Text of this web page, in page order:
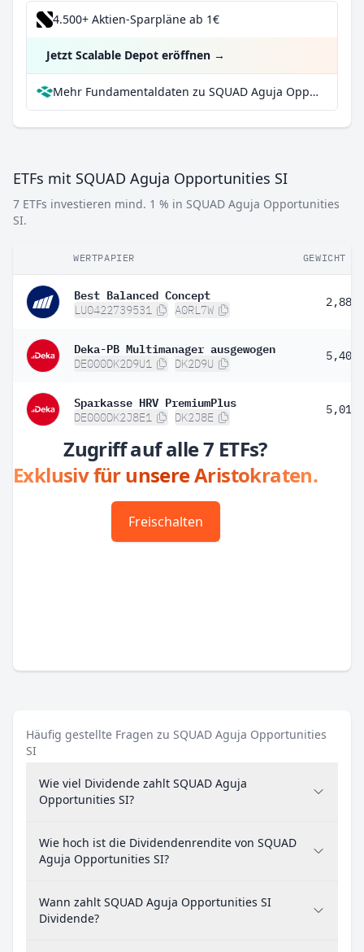
4.500+ Aktien-Sparpläne ab 1€
Jetzt Scalable Depot eröffnen →
Mehr Fundamentaldaten zu SQUAD Aguja Opportunities SI bei Parqet
ETFs mit SQUAD Aguja Opportunities SI
7 ETFs investieren mind. 1 % in SQUAD Aguja Opportunities
SI.
WERTPAPIER GEWICHT
Best Balanced Concept
LU0422739531 A0RL7W
2,88 %
Deka-PB Multimanager ausgewogen
DE000DK2D9U1 DK2D9U
5,40 %
Sparkasse HRV PremiumPlus
DE000DK2J8E1 DK2J8E
5,01 %
Zugriff auf alle 7 ETFs?
Exklusiv für unsere Aristokraten.
Freischalten
Häufig gestellte Fragen zu SQUAD Aguja Opportunities
SI
Wie viel Dividende zahlt SQUAD Aguja
Opportunities SI?
Wie hoch ist die Dividendenrendite von SQUAD
Aguja Opportunities SI?
Wann zahlt SQUAD Aguja Opportunities SI
Dividende?